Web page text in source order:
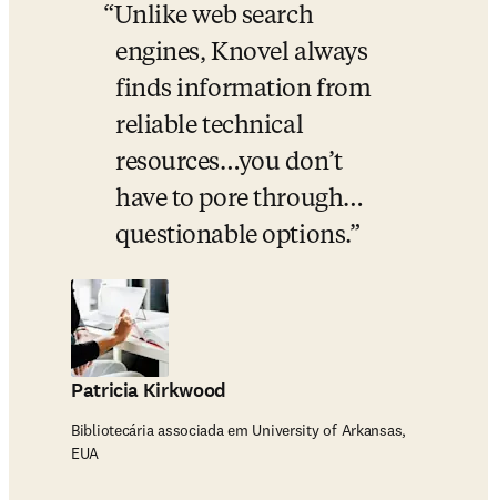
Unlike web search
engines, Knovel always
finds information from
reliable technical
resources…you don’t
have to pore through…
questionable options.
Patricia Kirkwood
Bibliotecária associada em University of Arkansas,
EUA